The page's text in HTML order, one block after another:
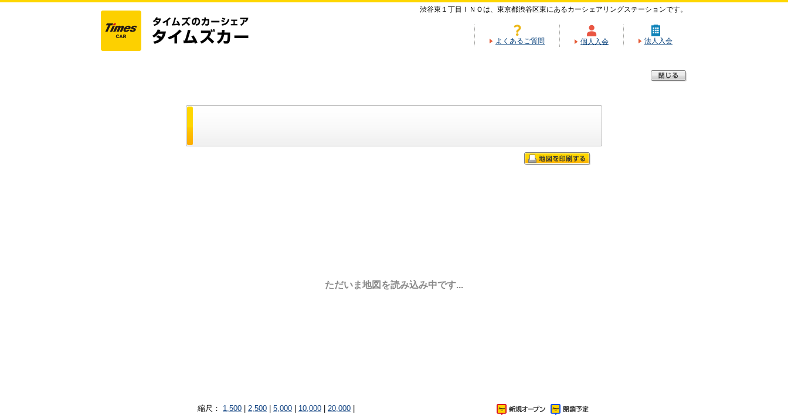
渋谷東１丁目ＩＮＯは、東京都渋谷区東にあるカーシェアリングステーションです。
よくあるご質問 個人入会 法人入会
ただいま地図を読み込み中です...
縮尺： 1,500 2,500 5,000 10,000 20,000